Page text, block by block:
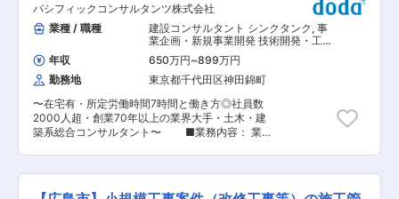
（換気・排煙・非常用照明・給排水設備など） ・
防火設備検査（防火扉・シャッターなど） ・各種
検査に伴う現場での調査・測定業務 ・検査結果に
基づく報告書の作成 ★現場での仕事：7割、事務
作業：3割 程度の割合です。 ★入社後は、経験
豊富な先輩社員が現場に同行し、検査業務の知識
やノウハウを丁寧に指導します。未経験の業務が
あっても安心してスタートできる環境です。 ＜案
件について＞ 検査は一人あたり月20〜35件程
度。（物件規模等により変動）大手系の管理会社
がメインとなるが、行政の物件も多いです。 ＜働
時始業。現場の終わりが勤務終了時間に近い場合
パシフィックコンサルタンツ株式会社
業種 / 職種
建設コンサルタント シンクタンク , 事
業企画・新規事業開発 技術開発・工法
開発（建築・土木）
年収 650万円~899万円
勤務地
東京都千代田区神田錦町
〜在宅有・所定労働時間7時間と働き方◎社員数
2000人超・創業70年以上の業界大手・土木・建
築系総合コンサルタント〜 ■業務内容： 業
びシステム開発技術/技術開発及び技術起点のビジ
ネス開発/知的財産コーディネーター)をお任せい